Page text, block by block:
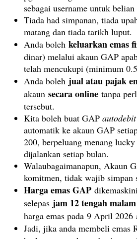
sebagai username untuk belian
Tiada had simpanan, tiada
matang dan tiada tarikh luput.
Anda boleh keluarkan emas
dinar) melalui akaun GAP
telah mencukupi (minimum
Anda boleh jual atau pajak
akaun secara online tanpa
tersebut.
Kita boleh buat GAP autodebit
automatik ke akaun GAP
200, berpeluang menang
dijalankan setiap bulan.
Walaubagaimanapun, Akaun
komitmen, tidak wajib simpan
Harga emas GAP
selepas jam 12 tengah malam
harga emas pada 9 April 2026
Jadi, jika anda membeli emas